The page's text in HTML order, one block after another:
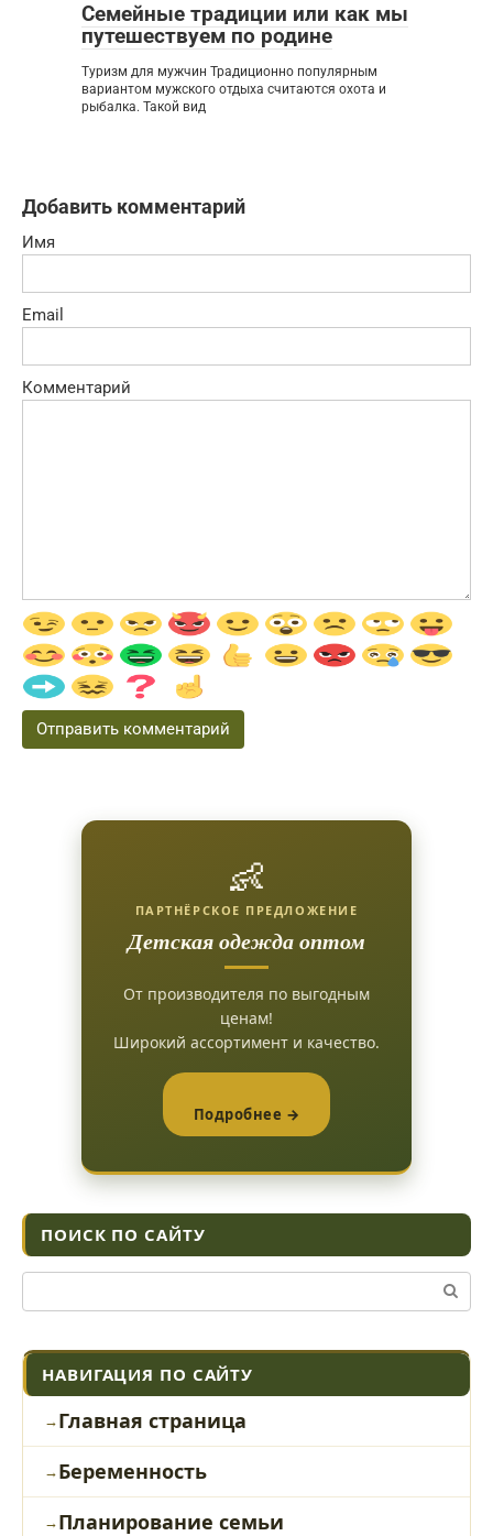
Семейные традиции или как мы
путешествуем по родине
Туризм для мужчин Традиционно популярным
вариантом мужского отдыха считаются охота и
рыбалка. Такой вид
Добавить комментарий
Имя
Email
Комментарий
👶
ПАРТНЁРСКОЕ ПРЕДЛОЖЕНИЕ
Детская одежда оптом
От производителя по выгодным
ценам!
Широкий ассортимент и качество.
Подробнее →
ПОИСК ПО САЙТУ
Поиск:
НАВИГАЦИЯ ПО САЙТУ
Главная страница
Беременность
Планирование семьи